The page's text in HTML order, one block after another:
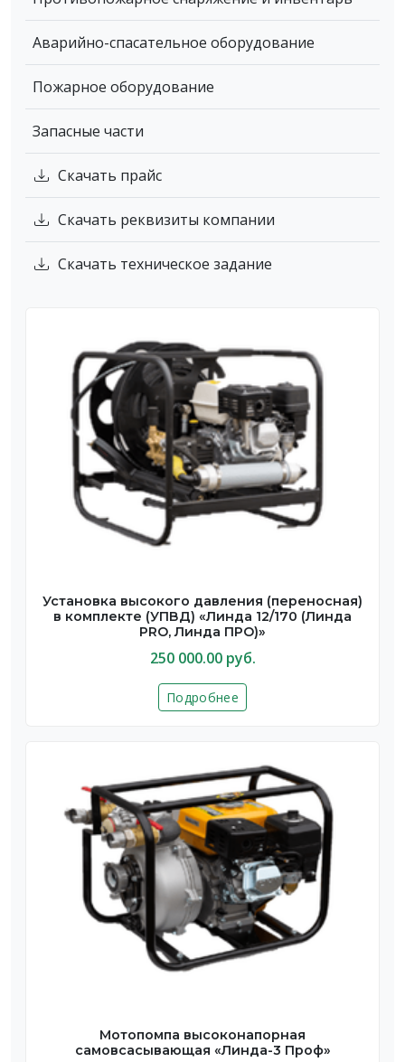
Аварийно-спасательное оборудование
Пожарное оборудование
Запасные части
Скачать прайс
Скачать реквизиты компании
Скачать техническое задание
Установка высокого давления (переносная)
в комплекте (УПВД) «Линда 12/170 (Линда
PRO, Линда ПРО)»
250 000.00 руб.
Подробнее
Мотопомпа высоконапорная
самовсасывающая «Линда-3 Проф»